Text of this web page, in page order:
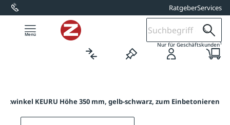
springen RatgeberServices
Nur für Geschäftskunden1
KEURU Höhe 350 mm, gelb-schwarz, zum Einbetonieren